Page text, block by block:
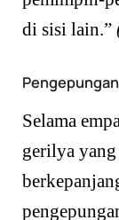
di sisi lain.”
Selama
gerilya yang